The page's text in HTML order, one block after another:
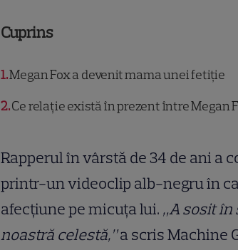
Cuprins
1Megan Fox a devenit mama unei fetiție
2Ce relație există în prezent între Megan
Rapperul în vârstă de 34 de ani a
printr-un videoclip alb-negru în
afecțiune pe micuța lui. „A sosit în
noastră celestă,”a scris Machine